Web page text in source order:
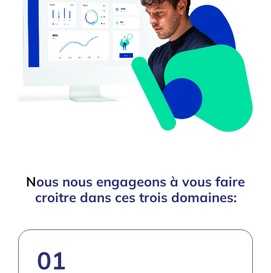
Nous nous engageons à vous faire
croitre dans ces trois domaines:
01